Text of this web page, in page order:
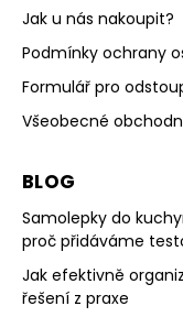
Jak u nás nakoupit?
Podmínky ochrany
Formulář pro
Všeobecné
BLOG
Samolepky do
proč přidáváme
Jak efektivně
řešení z praxe